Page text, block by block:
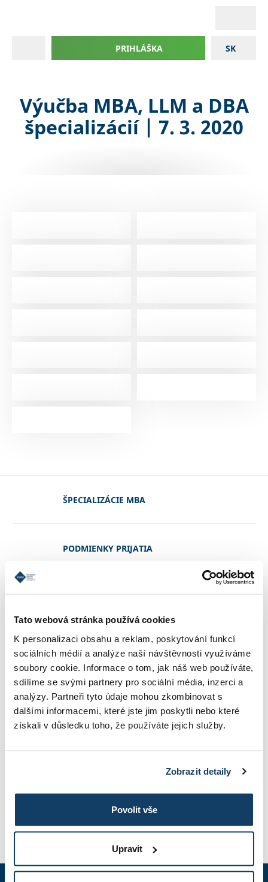
Tato webová stránka používá cookies
K personalizaci obsahu a reklam, poskytování funkcí
sociálních médií a analýze naší návštěvnosti využíváme
soubory cookie. Informace o tom, jak náš web používáte,
sdílíme se svými partnery pro sociální média, inzerci a
analýzy. Partneři tyto údaje mohou zkombinovat s
dalšími informacemi, které jste jim poskytli nebo které
získali v důsledku toho, že používáte jejich služby.
Zobrazit detaily
Povolit vše
Upravit
SK
PRIHLÁŠKA
Výučba MBA, LLM a DBA
špecializácií | 7. 3. 2020
ŠPECIALIZÁCIE MBA
PODMIENKY PRIJATIA
KONTAKT
INFORMÁCIE O ŠTÚDIU
FOTOGALÉRIA